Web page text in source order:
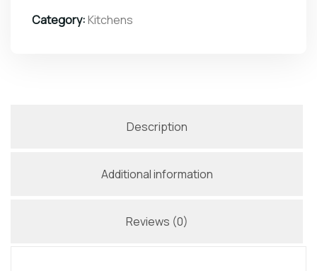
Category:Kitchens
Description
Additional information
Reviews (0)